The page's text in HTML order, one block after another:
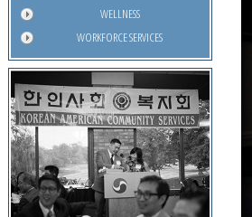
WELLNESS
WORKFORCE SERVICES